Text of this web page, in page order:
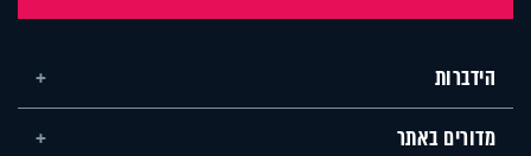
הידברות
מדורים באתר